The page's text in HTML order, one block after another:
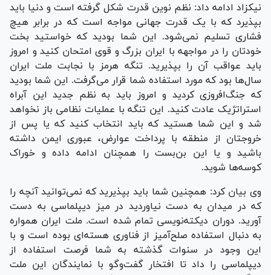
نیکزاد ادامه داد: نظم نوین قدرت شکل گرفته است و دنیا باید
بپذیرد که با یک قدرت جهانی مواجه است که در برابر هیچ
فشاری تسلیم نمی‌شود. این شما بودید که خواستید بخت
خودتان را در مواجهه با ایران بزرگ و قوی امتحان کنید و امروز
باید عواقب آن را بپذیرید. تنگه هرمز با نجابت ملت ایران
سال‌ها بود که مورد استفاده شما قرار می‌گرفت. این شما بودید
که جنگ‌افروزی کردید و امروز باید به نظم جدید این آبراه
استراتژیک عادت کنید. این تنگه با عملیات نظامی باز نخواهد
شد و این شما هستید که باید انتخاب کنید که یا پس از
خروجتان از منطقه با پرداخت عوارض، عبوری ایمن داشته
باشید و یا این بن‌بست را همچنان ادامه داده و خوراک
کوسه‌ها شوید.
وی بیان کرد: همچنین شما باید بپذیرید که نمی‌توانید آنچه را
که در میدان به دست نیاوردید در میز دیپلماسی به دست
آورید. دوران دیکته‌نویسی تمام شده است. ملت ایران همواره
به دنبال استفاده صلح‌آمیز از فناوری هسته‌ای بوده است و با
این وجود در سنوات گذشته به شما فرصت استفاده از
دیپلماسی را داد تا افتخار گفت‌و‌گو با نمایندگان این ملت